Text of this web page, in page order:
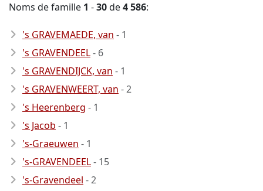
Noms de famille 1 -30de4 586:
's GRAVEMAEDE, van - 1
's GRAVENDEEL- 6
's GRAVENDIJCK, van - 1
's GRAVENWEERT, van - 2
's Heerenberg - 1
's Jacob - 1
's-Graeuwen - 1
's-GRAVENDEEL- 15
's-Gravendeel - 2